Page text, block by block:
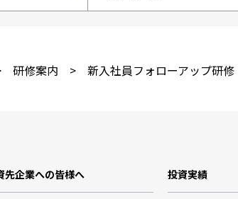
研修案内 > 新入社員フォローアップ研修
先企業への皆様へ 投資実績